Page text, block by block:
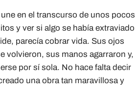
en el transcurso de unos pocos
y ver si algo se había extraviado
parecía cobrar vida. Sus ojos
volvieron, sus manos agarraron y,
por sí sola. No hace falta decir
una obra tan maravillosa y